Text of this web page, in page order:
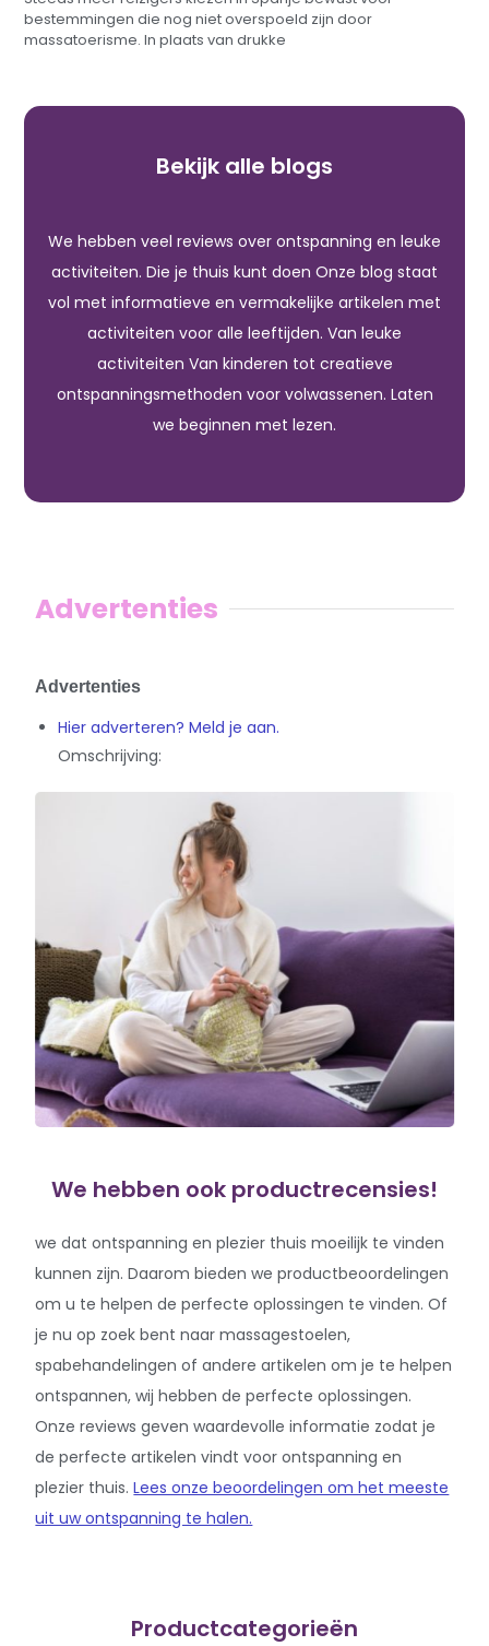
bestemmingen die nog niet overspoeld zijn door
massatoerisme. In plaats van drukke
Bekijk alle blogs
We hebben veel reviews over ontspanning en leuke
activiteiten. Die je thuis kunt doen Onze blog staat
vol met informatieve en vermakelijke artikelen met
activiteiten voor alle leeftijden. Van leuke
activiteiten Van kinderen tot creatieve
ontspanningsmethoden voor volwassenen. Laten
we beginnen met lezen.
Advertenties
Advertenties
Hier adverteren? Meld je aan.
Omschrijving:
We hebben ook productrecensies!
we dat ontspanning en plezier thuis moeilijk te vinden
kunnen zijn. Daarom bieden we productbeoordelingen
om u te helpen de perfecte oplossingen te vinden. Of
je nu op zoek bent naar massagestoelen,
spabehandelingen of andere artikelen om je te helpen
ontspannen, wij hebben de perfecte oplossingen.
Onze reviews geven waardevolle informatie zodat je
de perfecte artikelen vindt voor ontspanning en
plezier thuis.Lees onze beoordelingen om het meeste
uit uw ontspanning te halen.
Productcategorieën